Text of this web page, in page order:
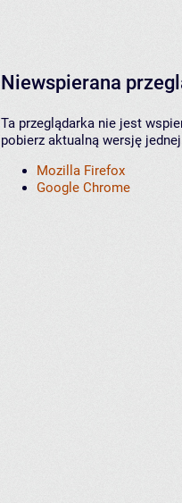
Niewspierana
Ta przeglądarka nie jest
pobierz aktualną wersję
Mozilla Firefox
Google Chrome